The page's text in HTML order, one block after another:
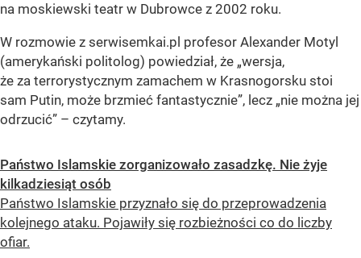
na moskiewski teatr w Dubrowce z 2002 roku.
W rozmowie z serwisemkai.pl profesor Alexander Motyl
(amerykański politolog) powiedział, że „wersja,
że za terrorystycznym zamachem w Krasnogorsku stoi
sam Putin, może brzmieć fantastycznie”, lecz „nie można jej
odrzucić” – czytamy.
Państwo Islamskie zorganizowało zasadzkę. Nie żyje
kilkadziesiąt osób
Państwo Islamskie przyznało się do przeprowadzenia
kolejnego ataku. Pojawiły się rozbieżności co do liczby
ofiar.